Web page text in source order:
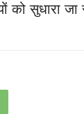
को सुधारा जा